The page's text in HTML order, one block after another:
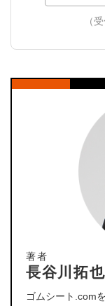
（
著者
長谷川拓
ゴムシート.com